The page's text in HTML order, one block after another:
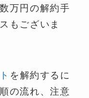
万円の解約手
もございま
を解約するに
の流れ、注意